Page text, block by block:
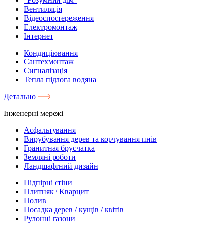
Вентиляція
Відеоспостереження
Електромонтаж
Інтернет
Кондиціювання
Сантехмонтаж
Сигналізація
Тепла підлога водяна
Детально
Інженерні мережі
Асфальтування
Вирубування дерев та корчування пнів
Гранитная брусчатка
Земляні роботи
Ландшафтний дизайн
Підпірні стіни
Плитняк / Кварцит
Полив
Посадка дерев / кущів / квітів
Рулонні газони